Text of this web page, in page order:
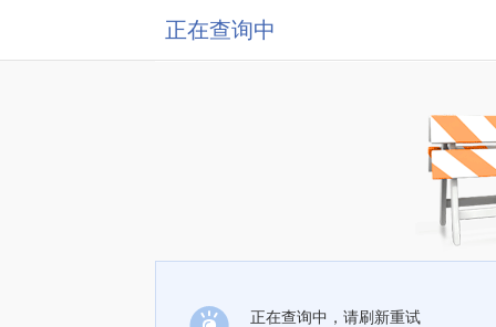
正在查询中
正在查询中，请刷新重试